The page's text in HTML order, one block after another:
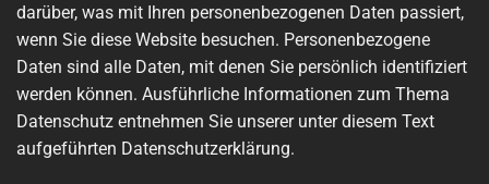
darüber, was mit Ihren personenbezogenen Daten passiert,
wenn Sie diese Website besuchen. Personenbezogene
Daten sind alle Daten, mit denen Sie persönlich identifiziert
werden können. Ausführliche Informationen zum Thema
Datenschutz entnehmen Sie unserer unter diesem Text
aufgeführten Datenschutzerklärung.